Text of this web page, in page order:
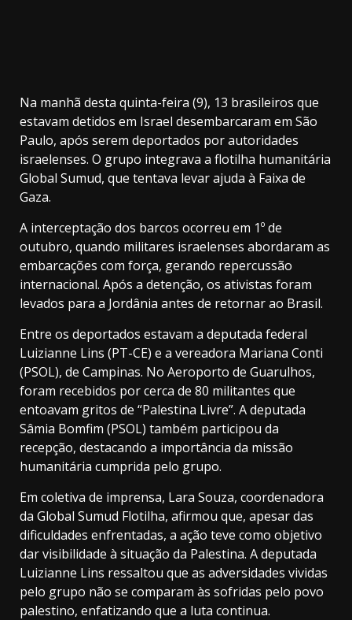
Na manhã desta quinta-feira (9), 13 brasileiros que
estavam detidos em Israel desembarcaram em São
Paulo, após serem deportados por autoridades
israelenses. O grupo integrava a flotilha humanitária
Global Sumud, que tentava levar ajuda à Faixa de
Gaza.
A interceptação dos barcos ocorreu em 1º de
outubro, quando militares israelenses abordaram as
embarcações com força, gerando repercussão
internacional. Após a detenção, os ativistas foram
levados para a Jordânia antes de retornar ao Brasil.
Entre os deportados estavam a deputada federal
Luizianne Lins (PT-CE) e a vereadora Mariana Conti
(PSOL), de Campinas. No Aeroporto de Guarulhos,
foram recebidos por cerca de 80 militantes que
entoavam gritos de “Palestina Livre”. A deputada
Sâmia Bomfim (PSOL) também participou da
recepção, destacando a importância da missão
humanitária cumprida pelo grupo.
Em coletiva de imprensa, Lara Souza, coordenadora
da Global Sumud Flotilha, afirmou que, apesar das
dificuldades enfrentadas, a ação teve como objetivo
dar visibilidade à situação da Palestina. A deputada
Luizianne Lins ressaltou que as adversidades vividas
pelo grupo não se comparam às sofridas pelo povo
palestino, enfatizando que a luta continua.